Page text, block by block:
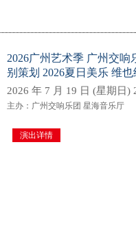
2026广州艺术季 广州交响
别策划 2026夏日美乐 维
2026 年 7 月 19 日 (星期日)
主办：广州交响乐团 星海音乐厅
演出详情